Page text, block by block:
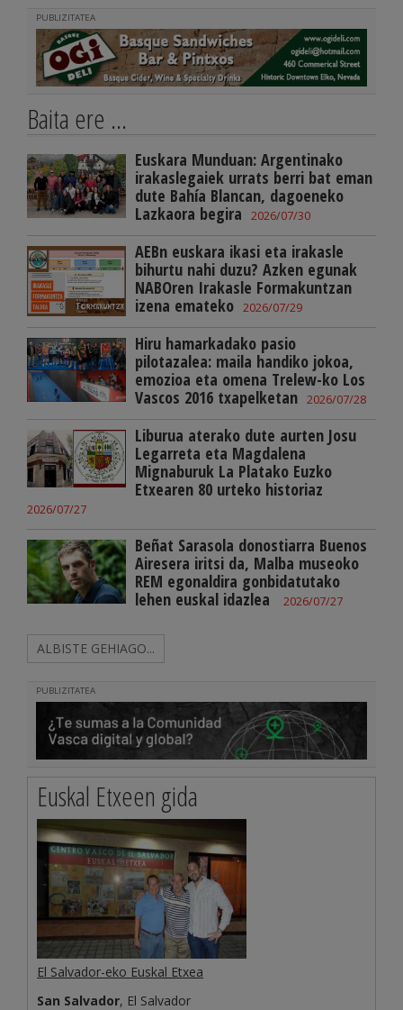
PUBLIZITATEA
Baita ere ...
Euskara Munduan: Argentinako
irakaslegaiek urrats berri bat eman
dute Bahía Blancan, dagoeneko
Lazkaora begira
2026/07/30
AEBn euskara ikasi eta irakasle
bihurtu nahi duzu? Azken egunak
NABOren Irakasle Formakuntzan
izena emateko 2026/07/29
Hiru hamarkadako pasio
pilotazalea: maila handiko jokoa,
emozioa eta omena Trelew-ko Los
Vascos 2016 txapelketan 2026/07/28
Liburua aterako dute aurten Josu
Legarreta eta Magdalena
Mignaburuk La Platako Euzko
Etxearen 80 urteko historiaz
2026/07/27
Beñat Sarasola donostiarra Buenos
Airesera iritsi da, Malba museoko
REM egonaldira gonbidatutako
lehen euskal idazlea
2026/07/27
ALBISTE GEHIAGO...
PUBLIZITATEA
Euskal Etxeen gida
El Salvador-eko Euskal Etxea
San Salvador, El Salvador